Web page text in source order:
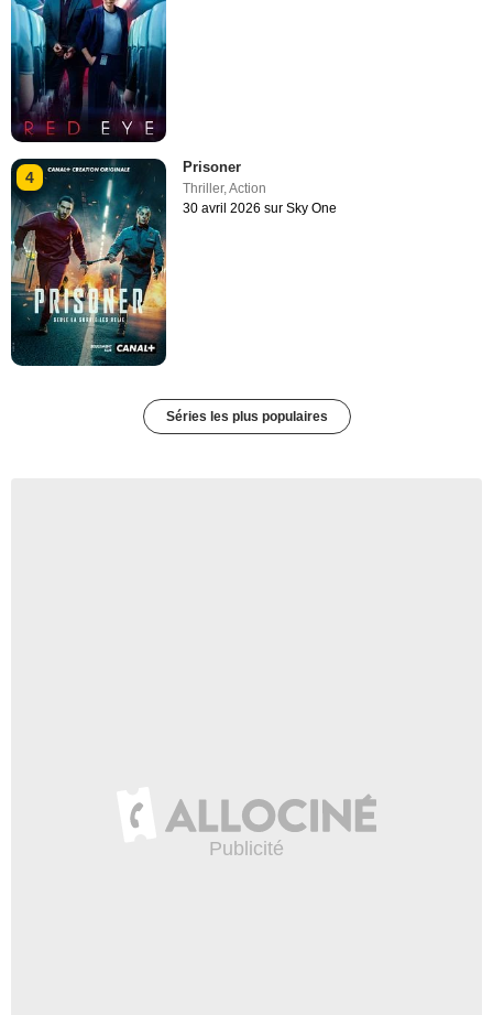
4
Prisoner
Thriller,Action
30 avril 2026 sur Sky One
Séries les plus populaires